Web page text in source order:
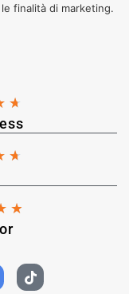
finalità di marketing.
★
★
★